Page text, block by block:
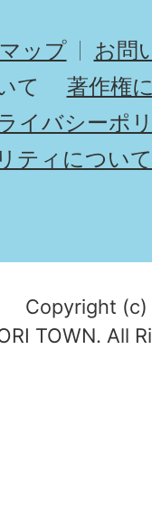
ップ
お問
て
著作権
イバシーポ
ティについて
Copyright (c)
TOWN. All